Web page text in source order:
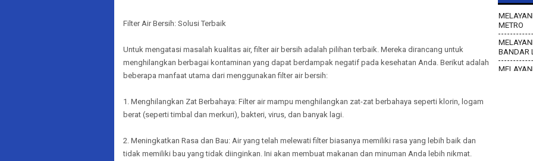
Filter Air Bersih: Solusi Terbaik
Untuk mengatasi masalah kualitas air, filter air bersih adalah pilihan terbaik. Mereka dirancang untuk
menghilangkan berbagai kontaminan yang dapat berdampak negatif pada kesehatan Anda. Berikut adalah
beberapa manfaat utama dari menggunakan filter air bersih:
1. Menghilangkan Zat Berbahaya: Filter air mampu menghilangkan zat-zat berbahaya seperti klorin, logam
berat (seperti timbal dan merkuri), bakteri, virus, dan banyak lagi.
2. Meningkatkan Rasa dan Bau: Air yang telah melewati filter biasanya memiliki rasa yang lebih baik dan
tidak memiliki bau yang tidak diinginkan. Ini akan membuat makanan dan minuman Anda lebih nikmat.
METRO
BANDAR